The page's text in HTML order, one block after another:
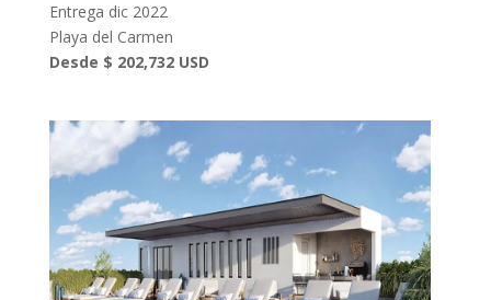
Entrega dic 2022
Playa del Carmen
Desde $ 202,732 USD